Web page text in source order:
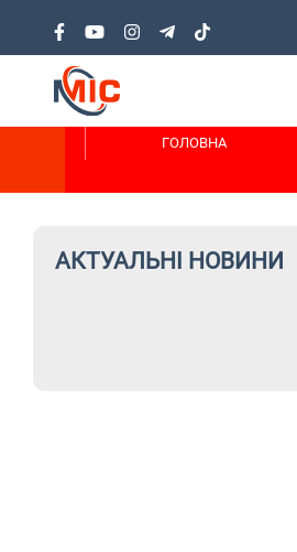
ГОЛОВНА
АКТУАЛЬНІ НОВИНИ